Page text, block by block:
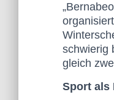
schwierig
gleich
Sport als